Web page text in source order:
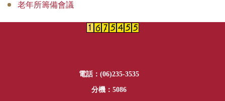
老年所籌備會議
電話：(06)235-3535
分機：5086